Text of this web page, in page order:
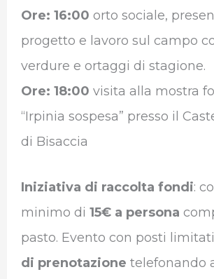
Ore: 16:00 orto sociale,
progetto e lavoro sul campo
verdure e ortaggi di stagione.
Ore: 18:00 visita alla mostra
“Irpinia sospesa” presso il
di Bisaccia
Iniziativa di raccolta fondi:
minimo di 15€ a persona
pasto. Evento con posti
di prenotazione telefonando